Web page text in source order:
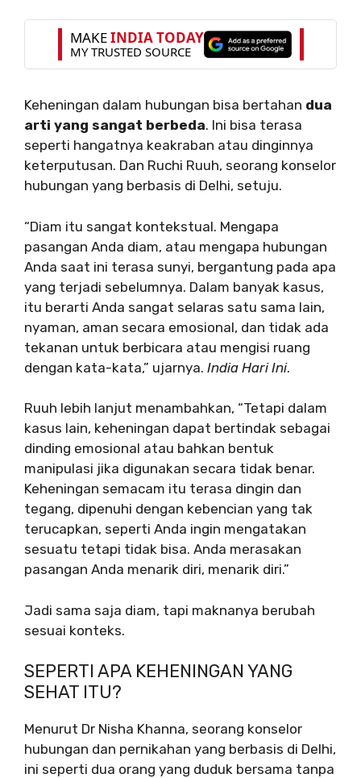
Keheningan dalam hubungan bisa bertahan dua
arti yang sangat berbeda. Ini bisa terasa
seperti hangatnya keakraban atau dinginnya
keterputusan. Dan Ruchi Ruuh, seorang konselor
hubungan yang berbasis di Delhi, setuju.
“Diam itu sangat kontekstual. Mengapa
pasangan Anda diam, atau mengapa hubungan
Anda saat ini terasa sunyi, bergantung pada apa
yang terjadi sebelumnya. Dalam banyak kasus,
itu berarti Anda sangat selaras satu sama lain,
nyaman, aman secara emosional, dan tidak ada
tekanan untuk berbicara atau mengisi ruang
dengan kata-kata,” ujarnya. India Hari Ini.
Ruuh lebih lanjut menambahkan, “Tetapi dalam
kasus lain, keheningan dapat bertindak sebagai
dinding emosional atau bahkan bentuk
manipulasi jika digunakan secara tidak benar.
Keheningan semacam itu terasa dingin dan
tegang, dipenuhi dengan kebencian yang tak
terucapkan, seperti Anda ingin mengatakan
sesuatu tetapi tidak bisa. Anda merasakan
pasangan Anda menarik diri, menarik diri.”
Jadi sama saja diam, tapi maknanya berubah
sesuai konteks.
SEPERTI APA KEHENINGAN YANG
SEHAT ITU?
Menurut Dr Nisha Khanna, seorang konselor
hubungan dan pernikahan yang berbasis di Delhi,
ini seperti dua orang yang duduk bersama tanpa